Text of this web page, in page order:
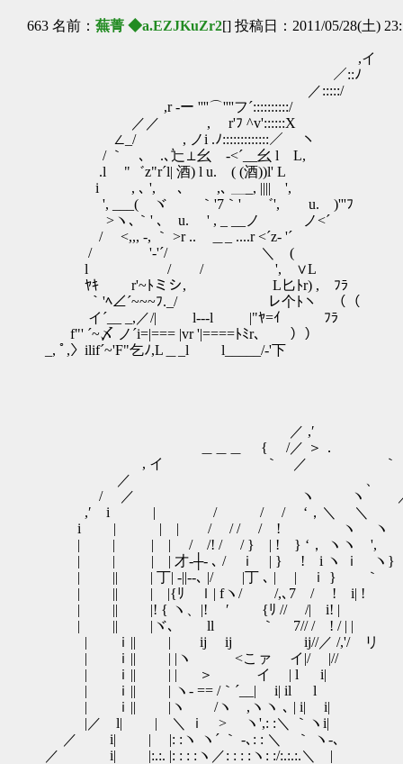
663 名前： 蕪菁 ◆a.EZJKuZr2[] 投稿日：2011/05/28(土)
,イ
／::ﾉ
／:::::/
,r -ー ''''⌒''''フ´::::::::::/
／／ , r'ﾌ ^v'::::::Χ
∠_/ , ノi .ﾉ:::::::::::::／ ヽ
/ ｀ゝ､ .､辷⊥幺ゝ-<´__幺 l L,
.l "゛z"r´l| 酒) l u. ( (酒))l' Lゞ
i , ､ ', ､ ,､ ＿_, |||| ',
', ___( ヾ ｀'7｀' ゛', u. )'''ﾌ う
>ヽ､｀' ､ u. ' , _ __ノ ノ<´
/ <,,, -, ｀ >r .. ＿_ ....r <´z- '´
/ '-'´/ ＼ (
l / / ', ∨L
ﾔｷ r'~ﾄミシ, L匕ﾄr) , ﾌﾗ
｀'ﾍ∠´~~~ﾌ._/ レ个ﾄヽ （（
イ´__ _,／/| l---l |"ﾔ=ｲ ﾌﾗ
f"' ´~〆 ノ´i=|=== |vr '|====ﾄﾐr､ ））
_, ﾟ,〉ilif´~'F"乞ﾉ,L＿_l l_____/-'下
／ ,′
＿＿＿ { /／ ＞
, イ ｀ ／ ｀ ￣￣
／ 、
/ ／ ヽ ヽ
,′ i | / / / ‘，＼ ＼
i | | | / / / / ! ヽ ヽ
| | | | / /! / / } | ! } ‘， ヽヽ
| | | | 才-┼- ､ / ｉ | } ! i ヽ
| || | 丁| -||--､ |/ |丁 ､ | | ｉ } ｀
| || | |{ﾘ ｌ| fヽ/ /,､7 / ! i| !
| || |! { ヽ、|! ゞ′ {ﾘ // /| i! |
| || |ヾ､ ll ｀ 7// / ! / | | え
| ｉ|| | ij ij ij//／ /,'/ リ
| ｉ|| | |ヽ <こァ イ|/ |//
| ｉ|| | | ＞ イ | l i|
| ｉ|| | ヽ- == /｀´__| i| il l
| ｉ|| |ヽ /ヽ ,ヽヽ ､ | i| i|
|／ l| | ＼ ｉ > ヽ',: :＼ ｀ヽi|
／ i| | |: :ヽ ヽ´ ｀ -､: : ＼ ｀ ヽ-､
／ i| |:.:. |: : : :ヽ／: : : :ヽ: :/:.:.:.＼ |